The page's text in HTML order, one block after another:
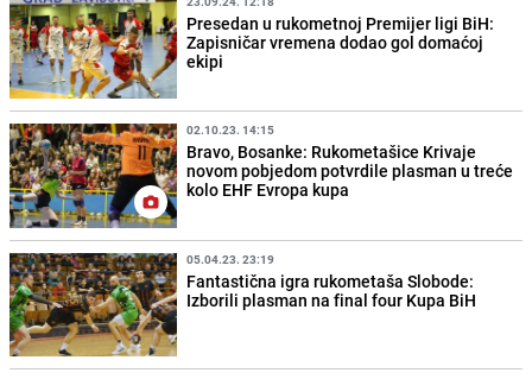
Presedan u rukometnoj Premijer ligi BiH:
Zapisničar vremena dodao gol domaćoj
ekipi
02.10.23. 14:15
Bravo, Bosanke: Rukometašice Krivaje
novom pobjedom potvrdile plasman u treće
kolo EHF Evropa kupa
05.04.23. 23:19
Fantastična igra rukometaša Slobode:
Izborili plasman na final four Kupa BiH